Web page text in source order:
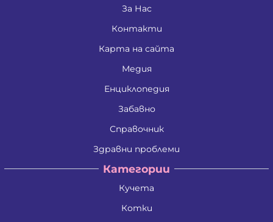
За Нас
Контакти
Карта на сайта
Медия
Енциклопедия
Забавно
Справочник
Здравни проблеми
Категории
Кучета
Котки